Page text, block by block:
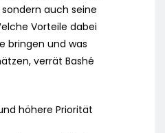
auch seine
Vorteile dabei
bringen und was
verrät Bashé
höhere Priorität